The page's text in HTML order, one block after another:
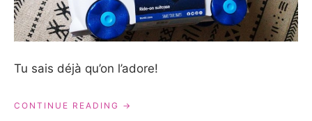
Tu sais déjà qu’on l’adore!
CONTINUE READING « UNE